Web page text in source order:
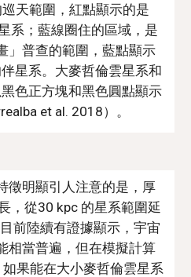
天範圍，紅點顯示的是
系；藍線圈住的區域，是
」普查的範圍，藍點顯示
星系。大麥哲倫雲星系和
色正方塊和黑色圓點顯示
et al. 2018）。
徵明顯引人注意的是，厚
，從30 kpc 的星系範圍延
前陸續有證據顯示，宇宙
相當普遍，但在模擬計算
果能在大小麥哲倫雲星系